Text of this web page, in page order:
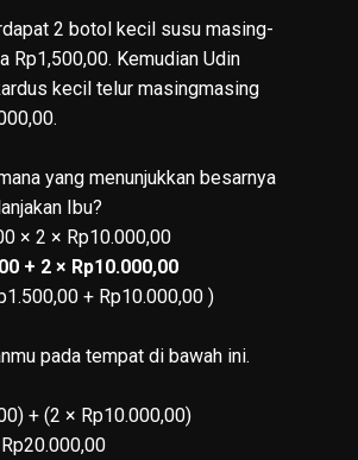
2 botol kecil susu masing-
Rp1,500,00. Kemudian Udin
kecil telur masingmasing
yang menunjukkan besarnya
Ibu?
× 2 × Rp10.000,00
+ 2 × Rp10.000,00
+ Rp10.000,00 )
pada tempat di bawah ini.
+ (2 × Rp10.000,00)